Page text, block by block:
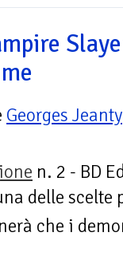
Georges Jeanty
n. 2 - BD
delle
che i